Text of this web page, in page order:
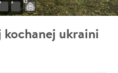
kochanej ukraini